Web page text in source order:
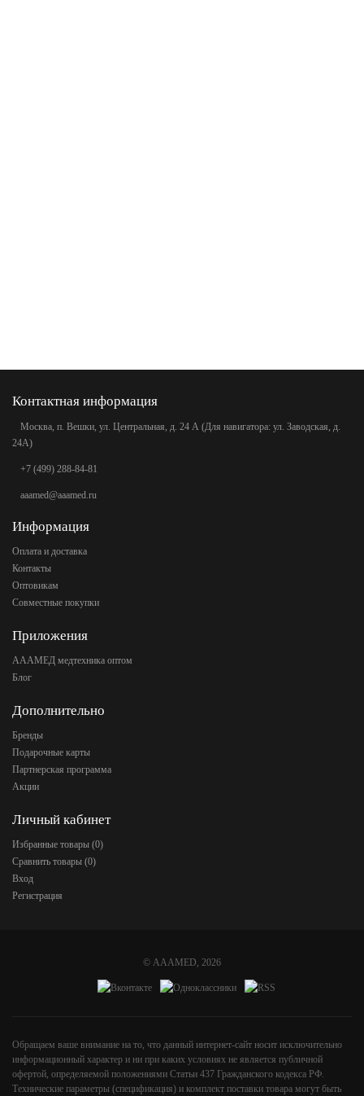
Контактная информация
Москва, п. Вешки, ул. Центральная, д. 24 А (Для навигатора: ул. Заводская, д.
24А)
+7 (499) 288-84-81
aaamed@aaamed.ru
Информация
Оплата и доставка
Контакты
Оптовикам
Совместные покупки
Приложения
АААМЕД медтехника оптом
Блог
Дополнительно
Бренды
Подарочные карты
Партнерская программа
Акции
Личный кабинет
Избранные товары (0)
Сравнить товары (0)
Вход
Регистрация
© AAAMED, 2026
Обращаем ваше внимание на то, что данный интернет-сайт носит исключительно
информационный характер и ни при каких условиях не является публичной
офертой, определяемой положениями Статьи 437 Гражданского кодекса РФ.
Технические параметры (спецификация) и комплект поставки товара могут быть